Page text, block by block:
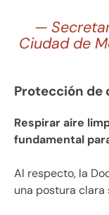
—
Ciudad de
Protección de
Respirar aire
fundamental
Al respecto, la
una postura